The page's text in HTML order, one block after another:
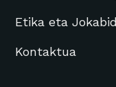
Etika eta
Kontaktua